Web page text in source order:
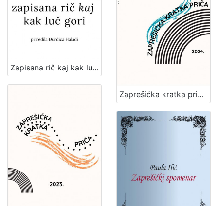
Zapisana rič kaj kak luč gori : zajednička zbirka poezije članova Udruge "Vladimir Maleković" / priredila Đurđica Haladi ; [tekstovi o pjesnicima Snježana Zrinjan]
Zaprešićka kratka priča 2024. : nagrađene i pohvaljene priče